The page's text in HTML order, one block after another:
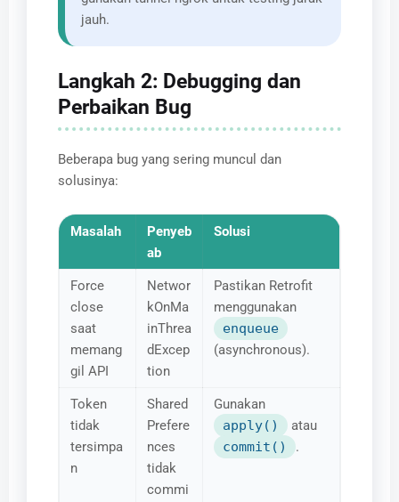
jauh.
Langkah 2: Debugging dan
Perbaikan Bug
Beberapa bug yang sering muncul dan
solusinya:
Masalah
Penyeb
ab
Solusi
Force
close
saat
memang
gil API
Networ
kOnMa
inThrea
dExcep
tion
Pastikan Retrofit
menggunakan
enqueue
(asynchronous).
Token
tidak
tersimpa
n
Shared
Prefere
nces
tidak
commi
Gunakan
apply()
atau
commit()
.